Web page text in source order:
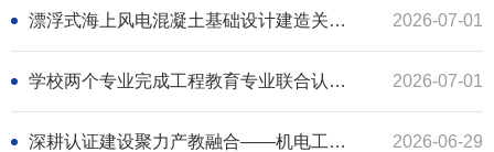
漂浮式海上风电混凝土基础设计建造关键技术交流暨项目中期验收会举行 2026-07-01
学校两个专业完成工程教育专业联合认证现场考查 2026-07-01
深耕认证建设聚力产教融合——机电工程系召开工程教育专业认证研讨会 2026-06-29